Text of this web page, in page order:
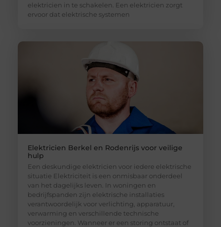
elektricien in te schakelen. Een elektricien zorgt
ervoor dat elektrische systemen
Elektricien Berkel en Rodenrijs voor veilige
hulp
Een deskundige elektricien voor iedere elektrische
situatie Elektriciteit is een onmisbaar onderdeel
van het dagelijks leven. In woningen en
bedrijfspanden zijn elektrische installaties
verantwoordelijk voor verlichting, apparatuur,
verwarming en verschillende technische
voorzieningen. Wanneer er een storing ontstaat of